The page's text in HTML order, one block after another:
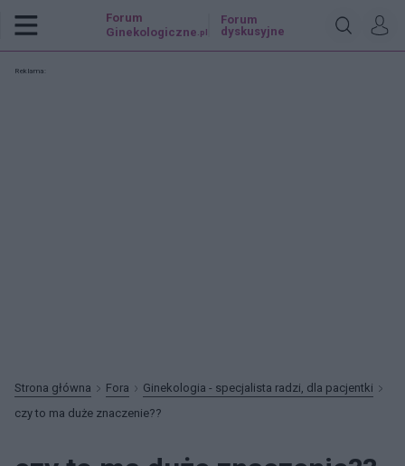
Forum
Ginekologiczne .pl
Forum
dyskusyjne
Reklama:
Strona główna Fora
Ginekologia - specjalista radzi, dla pacjentki
czy to ma duże znaczenie??